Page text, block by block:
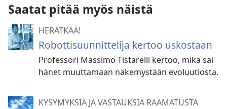
Saatat pitää myös näistä
HERÄTKÄÄ!
Robottisuunnittelija kertoo uskostaan
Professori Massimo Tistarelli kertoo, mikä sai
hänet muuttamaan näkemystään evoluutiosta.
KYSYMYKSIÄ JA VASTAUKSIA RAAMATUSTA